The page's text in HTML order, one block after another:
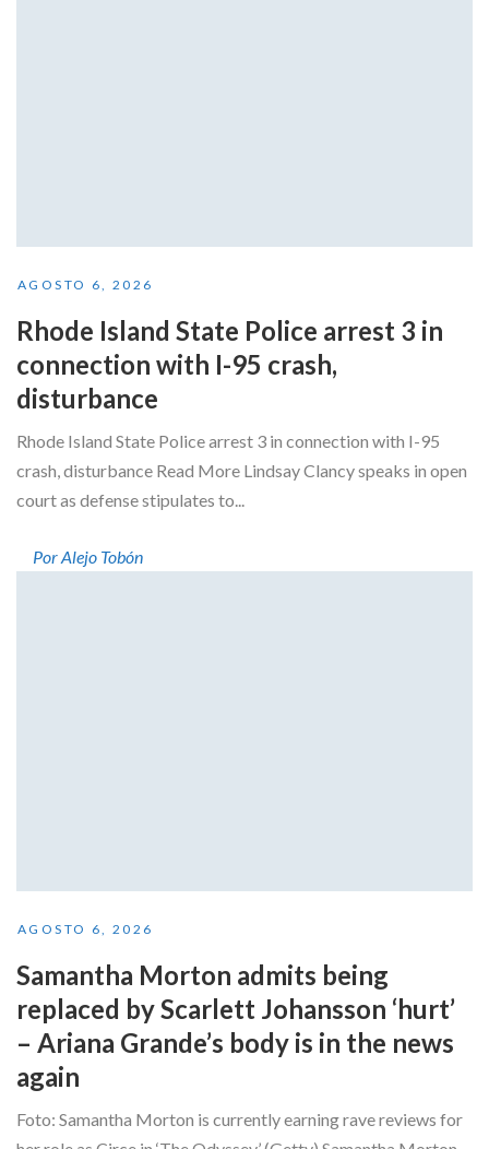
AGOSTO 6, 2026
Rhode Island State Police arrest 3 in
connection with I-95 crash,
disturbance
Rhode Island State Police arrest 3 in connection with I-95
crash, disturbance Read More Lindsay Clancy speaks in open
court as defense stipulates to...
Por Alejo Tobón
AGOSTO 6, 2026
Samantha Morton admits being
replaced by Scarlett Johansson ‘hurt’
– Ariana Grande’s body is in the news
again
Foto: Samantha Morton is currently earning rave reviews for